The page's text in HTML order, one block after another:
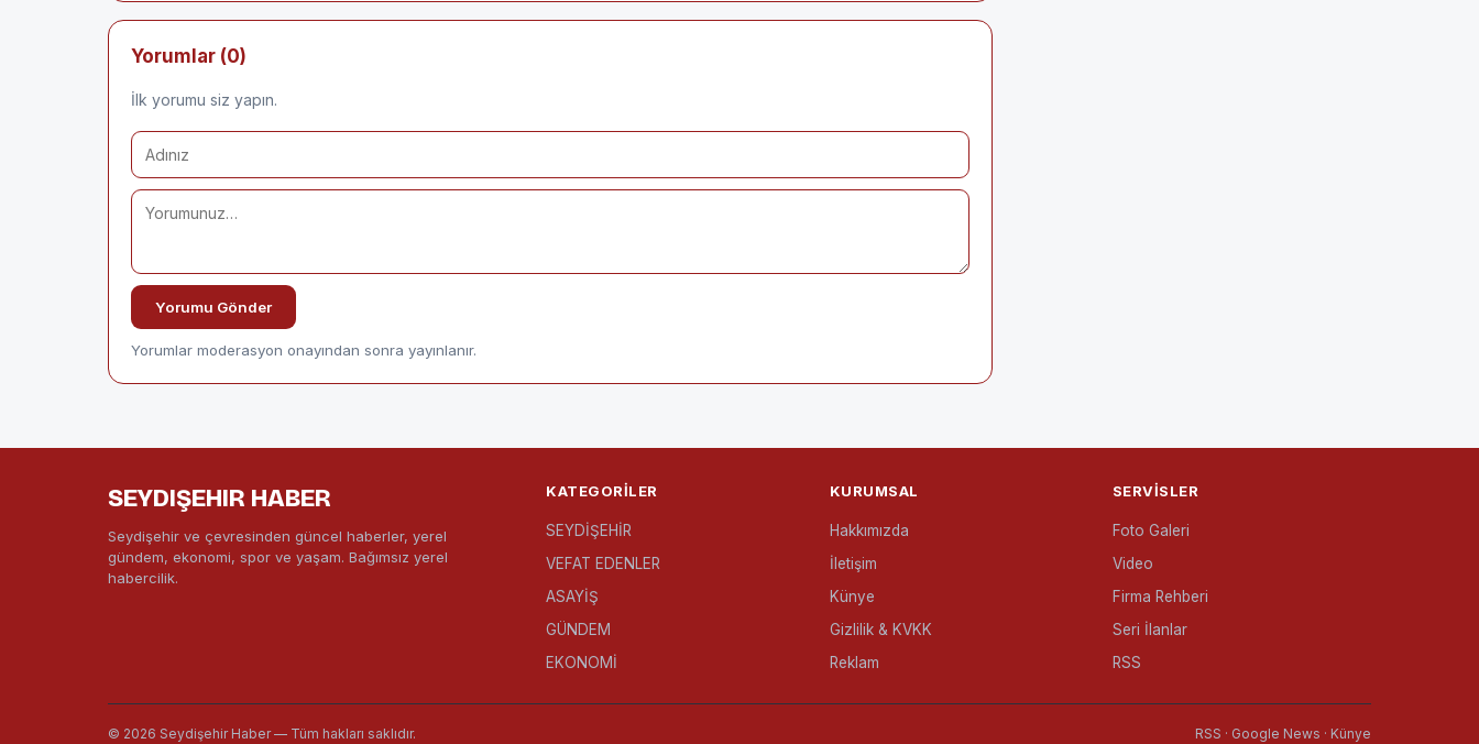
Yorumlar (0)
İlk yorumu siz yapın.
Yorumu Gönder
Yorumlar moderasyon onayından sonra yayınlanır.
SEYDIŞEHIR HABER
Seydişehir ve çevresinden güncel haberler, yerel
gündem, ekonomi, spor ve yaşam. Bağımsız yerel
habercilik.
KATEGORILER
SEYDİŞEHİR
VEFAT EDENLER
ASAYİŞ
GÜNDEM
EKONOMİ
KURUMSAL
Hakkımızda
İletişim
Künye
Gizlilik & KVKK
Reklam
SERVISLER
Foto Galeri
Video
Firma Rehberi
Seri İlanlar
RSS
© 2026 Seydişehir Haber — Tüm hakları saklıdır. RSS · Google News · Künye